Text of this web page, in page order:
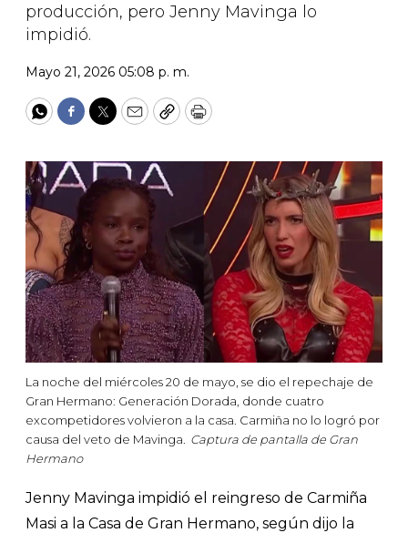
producción, pero Jenny Mavinga lo
impidió.
Mayo 21, 2026 05:08 p. m.
WhatsApp
Facebook
Twitter
EmailCopyPrint
La noche del miércoles 20 de mayo, se dio el repechaje de
Gran Hermano: Generación Dorada, donde cuatro
excompetidores volvieron a la casa. Carmiña no lo logró por
causa del veto de Mavinga.
Captura de pantalla de Gran
Hermano
Jenny Mavinga impidió el reingreso de Carmiña
Masi a la Casa de Gran Hermano, según dijo la